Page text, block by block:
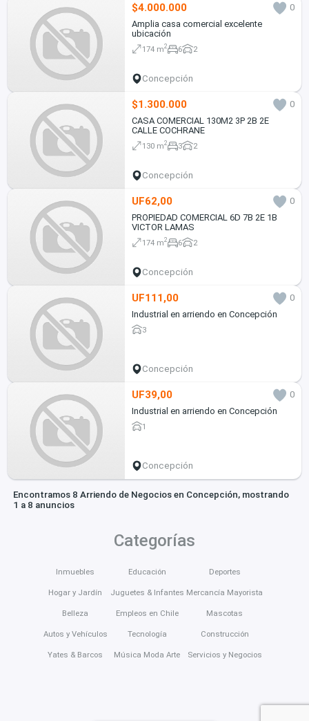
$4.000.000
0
Amplia casa comercial excelente
ubicación
174 m2 6 2
Concepción
$1.300.000
0
CASA COMERCIAL 130M2 3P 2B 2E
CALLE COCHRANE
130 m2 3 2
Concepción
UF62,00
0
PROPIEDAD COMERCIAL 6D 7B 2E 1B
VICTOR LAMAS
174 m2 6 2
Concepción
UF111,00
0
Industrial en arriendo en Concepción
3
Concepción
UF39,00
0
Industrial en arriendo en Concepción
1
Concepción
Encontramos 8 Arriendo de Negocios en Concepción, mostrando
1 a 8 anuncios
Categorías
Inmuebles
Hogar y Jardín
Belleza
Autos y Vehículos
Yates & Barcos
Educación
Juguetes & Infantes
Empleos en Chile
Tecnología
Música Moda Arte
Deportes
Mercancía Mayorista
Mascotas
Construcción
Servicios y Negocios